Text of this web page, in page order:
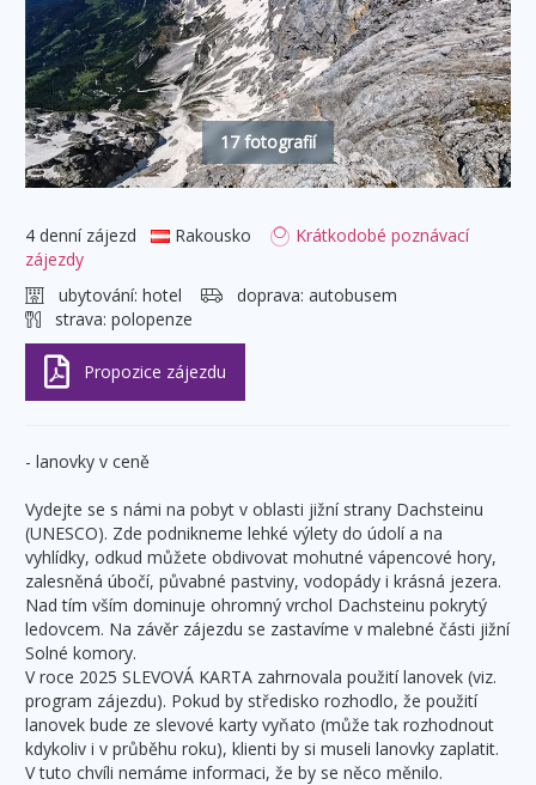
17 fotografií
4 denní zájezd Rakousko
Krátkodobé poznávací
zájezdy
ubytování: hotel doprava: autobusem
strava: polopenze
- lanovky v ceně
Vydejte se s námi na pobyt v oblasti jižní strany Dachsteinu
(UNESCO). Zde podnikneme lehké výlety do údolí a na
vyhlídky, odkud můžete obdivovat mohutné vápencové hory,
zalesněná úbočí, půvabné pastviny, vodopády i krásná jezera.
Nad tím vším dominuje ohromný vrchol Dachsteinu pokrytý
ledovcem. Na závěr zájezdu se zastavíme v malebné části jižní
Solné komory.
V roce 2025 SLEVOVÁ KARTA zahrnovala použití lanovek (viz.
program zájezdu). Pokud by středisko rozhodlo, že použití
lanovek bude ze slevové karty vyňato (může tak rozhodnout
kdykoliv i v průběhu roku), klienti by si museli lanovky zaplatit.
V tuto chvíli nemáme informaci, že by se něco měnilo.